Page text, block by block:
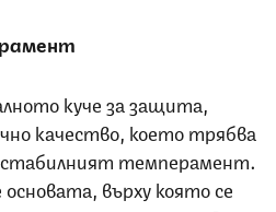
куче за защита,
качество, което трябва
темперамент.
върху която се